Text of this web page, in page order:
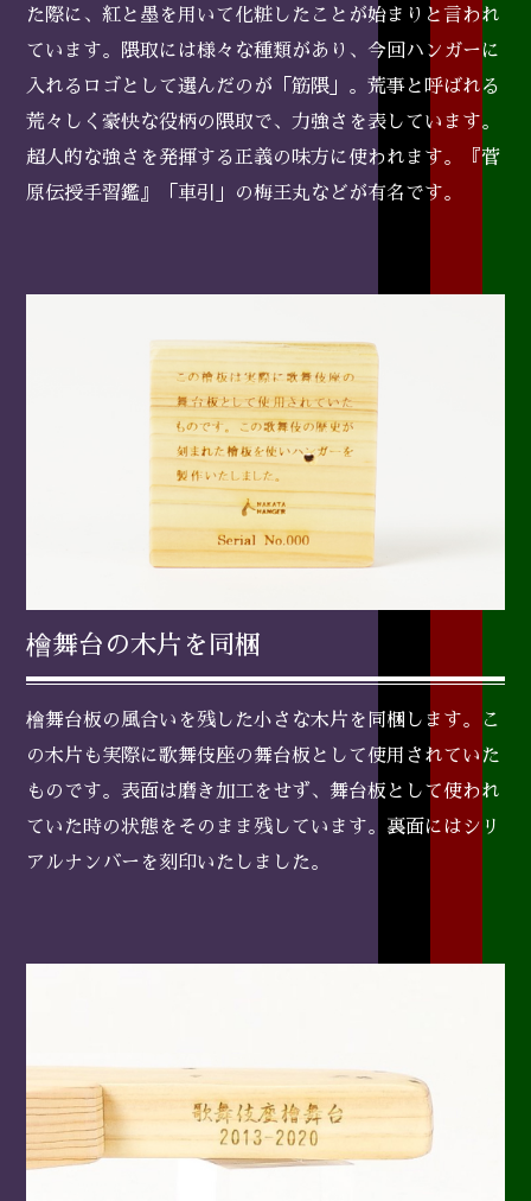
た際に、紅と墨を用いて化粧したことが始まりと言われ
ています。隈取には様々な種類があり、今回ハンガーに
入れるロゴとして選んだのが「筋隈」。荒事と呼ばれる
荒々しく豪快な役柄の隈取で、力強さを表しています。
超人的な強さを発揮する正義の味方に使われます。『菅
原伝授手習鑑』「車引」の梅王丸などが有名です。
檜舞台の木片を同梱
檜舞台板の風合いを残した小さな木片を同梱します。こ
の木片も実際に歌舞伎座の舞台板として使用されていた
ものです。表面は磨き加工をせず、舞台板として使われ
ていた時の状態をそのまま残しています。裏面にはシリ
アルナンバーを刻印いたしました。